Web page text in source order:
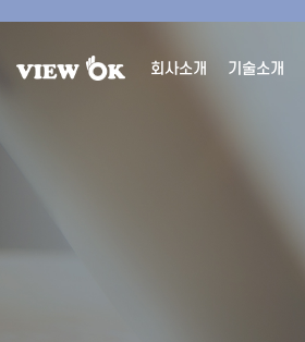
회사소개 기술소개